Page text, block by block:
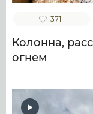
371
Колонна,
огнем